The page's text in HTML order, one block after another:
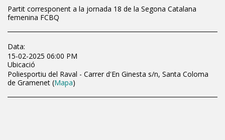
Partit corresponent a la jornada 18 de la Segona Catalana
femenina FCBQ
Data:
15-02-2025 06:00 PM
Ubicació
Poliesportiu del Raval - Carrer d'En Ginesta s/n, Santa Coloma
de Gramenet (Mapa)